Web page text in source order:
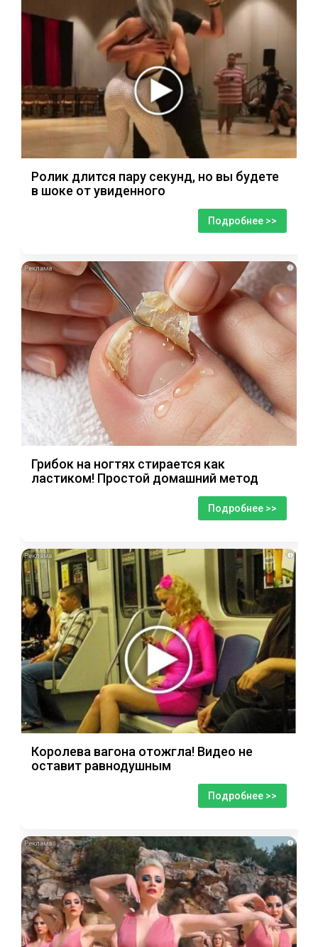
Ролик длится пару секунд, но вы будете
в шоке от увиденного
Подробнее >>
i
Грибок на ногтях стирается как
ластиком! Простой домашний метод
Подробнее >>
i
Королева вагона отожгла! Видео не
оставит равнодушным
Подробнее >>
i